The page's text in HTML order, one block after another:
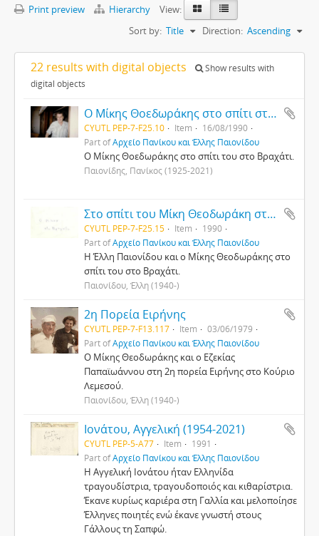
Print preview Hierarchy
View:
Sort by: Title Direction: Ascending
22 results with digital objects
Show results with
digital objects
Ο Μίκης Θοεδωράκης στο σπίτι στο Βραχάτι.
CYUTL PEP-7-F25.10 Item
16/08/1990
Part ofΑρχείο Πανίκου και Έλλης Παιονίδου
Ο Μίκης Θοεδωράκης στο σπίτι του στο Βραχάτι.
Παιονίδης, Πανίκος (1925-2021)
Στο σπίτι του Μίκη Θεοδωράκη στο Βραχάτι
CYUTL PEP-7-F25.15 Item
1990
Part ofΑρχείο Πανίκου και Έλλης Παιονίδου
Η Έλλη Παιονίδου και ο Μίκης Θεοδωράκης στο
σπίτι του στο Βραχάτι.
Παιονίδου, Έλλη (1940-)
2η Πορεία Ειρήνης
CYUTL PEP-7-F13.117 Item
03/06/1979
Part ofΑρχείο Πανίκου και Έλλης Παιονίδου
O Μίκης Θεοδωράκης και ο Εζεκίας
Παπαϊωάννου στη 2η πορεία Ειρήνης στο Κούριο
Λεμεσού.
Παιονίδου, Έλλη (1940-)
Ιονάτου, Αγγελική (1954-2021)
CYUTL PEP-5-A77 Item
1991
Part ofΑρχείο Πανίκου και Έλλης Παιονίδου
Η Αγγελική Ιονάτου ήταν Eλληνίδα
τραγουδίστρια, τραγουδοποιός και κιθαρίστρια.
Έκανε κυρίως καριέρα στη Γαλλία και μελοποίησε
Έλληνες ποιητές ενώ έκανε γνωστή στους
Γάλλους τη Σαπφώ.